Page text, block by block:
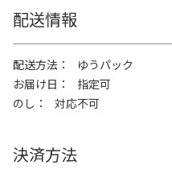
配送情報
配送方法
ゆうパック
お届け日
指定可
のし
対応不可
決済方法